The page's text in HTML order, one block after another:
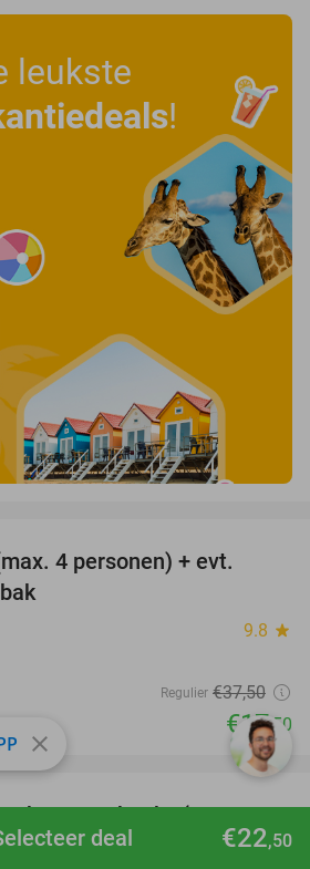
€22,50
deal
leukste
!
4 personen) + evt.
9.8 star
Regulier €37,50
€17,50
100%
favorite_border
en e-books (20
close